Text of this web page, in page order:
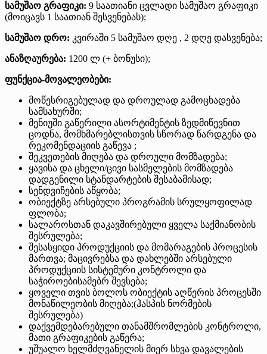
სამუშაო გრაფიკი: 9 საათიანი ცვლადი სამუშაო გრაფიკი
(მოიცავს 1 საათიან შესვენებას);
სამუშაო დრო: კვირაში 5 სამუშაო დღე , 2 დღე დასვენება;
ანაზღაურება: 1200 ლ (+ ბონუსი);
ფუნქცია-მოვალეობები:
მოწესრიგებულად და დროულად გამოცხადება
სამსახურში;
მენიუში გაწერილი ასორტიმენტის ზედმიწევნით
ცოდნა, მომხმარებლისთვის სწორად წარდგენა და
რეკომენდაციის გაწევა ;
შეკვეთების მიღება და დროული მომზადება;
ყავისა და ცხელი/ცივი სასმელების მომზადება
დადგენილი სტანდარტების შესაბამისად;
სენდვიჩების აწყობა;
ობიექტზე არსებული პროგრამის სრულყოფილად
ფლობა;
სალაროსთან დაკავშირებული ყველა საქმიანობის
შესრულება;
შესასყიდი პროდუქციის და მომარაგების პროცესის
მართვა; მაცივრებსა და დახლებში არსებული
პროდუქციის სისტემური კონტროლი და
საჭიროებისამებრ შევსება;
ყოველი თვის ბოლოს ობიექტის აღწერის პროცესში
მონაწილეობის მიღება;(ჰასპის ნორმების
შესრულება)
დაქვემდებარებული თანამშრომლების კონტროლი,
მათი გრაფიკების გაწერა;
უშუალო ხელმძღვანელის მიერ სხვა დავალების